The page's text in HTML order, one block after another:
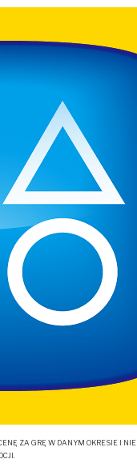
ZA GRĘ W DANYM OKRESIE I NIE